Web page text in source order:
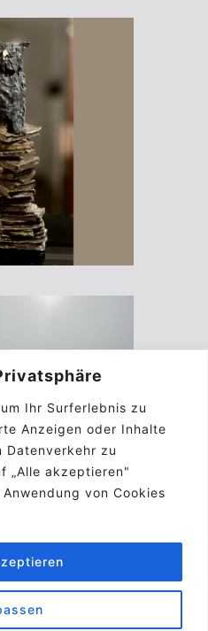
Ihr Surferlebnis zu
Anzeigen oder Inhalte
Datenverkehr zu
„Alle akzeptieren"
von Cookies